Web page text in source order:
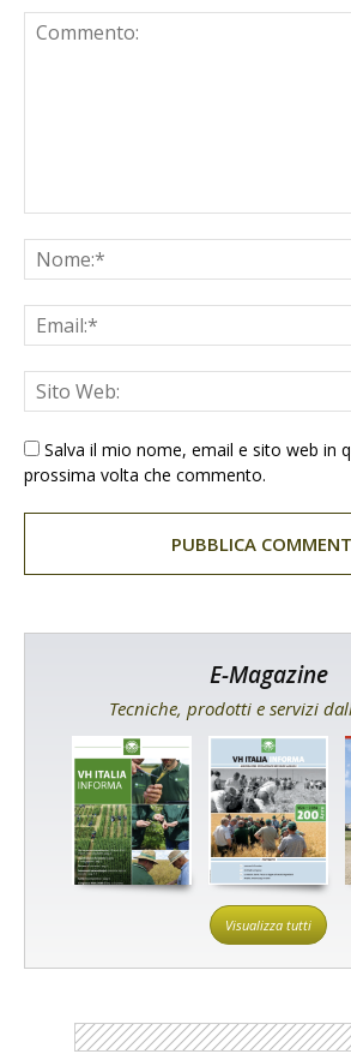
Salva il mio nome, email e sito web in
prossima volta che commento.
E-Magazine
Tecniche, prodotti e servizi
Visualizza tutti